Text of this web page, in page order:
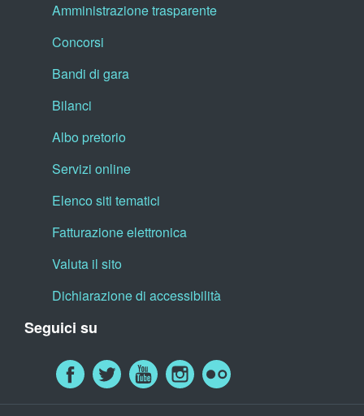
Amministrazione trasparente
Concorsi
Bandi di gara
Bilanci
Albo pretorio
Servizi online
Elenco siti tematici
Fatturazione elettronica
Valuta il sito
Dichiarazione di accessibilità
Seguici su